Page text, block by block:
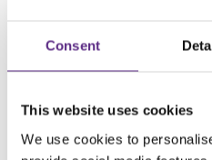
Consent
This website uses cookies
We use cookies to
for at han begynte å bli dement.
alle sammen ble påvirket da
meste av informasjon om